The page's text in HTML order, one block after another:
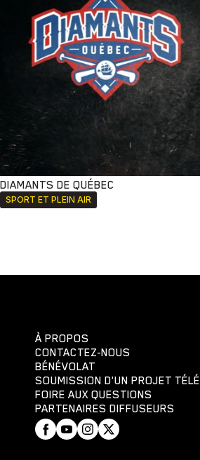
DIAMANTS DE QUÉBEC
SPORT ET PLEIN AIR
À PROPOS
CONTACTEZ-NOUS
BÉNÉVOLAT
SOUMISSION D'UN PROJET TÉLÉ
FOIRE AUX QUESTIONS
PARTENAIRES DIFFUSEURS